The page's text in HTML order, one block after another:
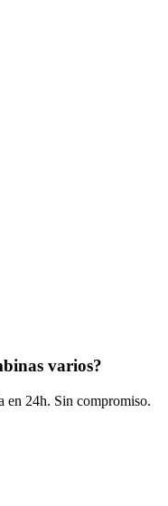
varios?
en 24h. Sin compromiso.